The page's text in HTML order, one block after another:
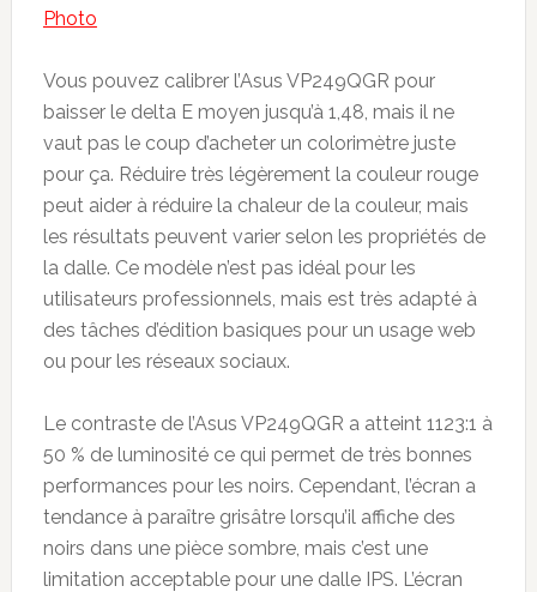
Photo
Vous pouvez calibrer l’Asus VP249QGR pour
baisser le delta E moyen jusqu’à 1,48, mais il ne
vaut pas le coup d’acheter un colorimètre juste
pour ça. Réduire très légèrement la couleur rouge
peut aider à réduire la chaleur de la couleur, mais
les résultats peuvent varier selon les propriétés de
la dalle. Ce modèle n’est pas idéal pour les
utilisateurs professionnels, mais est très adapté à
des tâches d’édition basiques pour un usage web
ou pour les réseaux sociaux.
Le contraste de l’Asus VP249QGR a atteint 1123:1 à
50 % de luminosité ce qui permet de très bonnes
performances pour les noirs. Cependant, l’écran a
tendance à paraître grisâtre lorsqu’il affiche des
noirs dans une pièce sombre, mais c’est une
limitation acceptable pour une dalle IPS. L’écran